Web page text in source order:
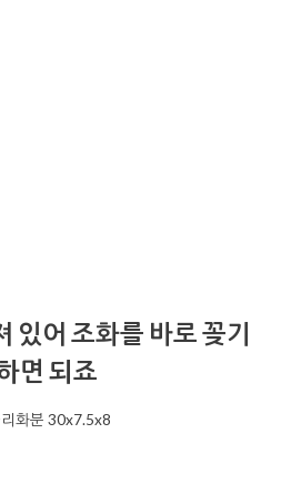
있어 조화를 바로 꽂기
면 되죠